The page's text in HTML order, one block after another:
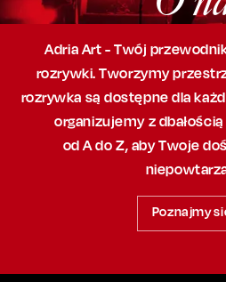
Adria Art - Twój
rozrywki. Tworzymy
rozrywka są dostępne dla
organizujemy z dbałością
od A do Z, abyTwoje
Poznajmy